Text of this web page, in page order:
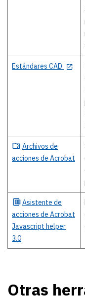
Estándares CAD
Archivos de
acciones de Acrobat
Asistente de
acciones de Acrobat
Javascript helper
3.0
Otras